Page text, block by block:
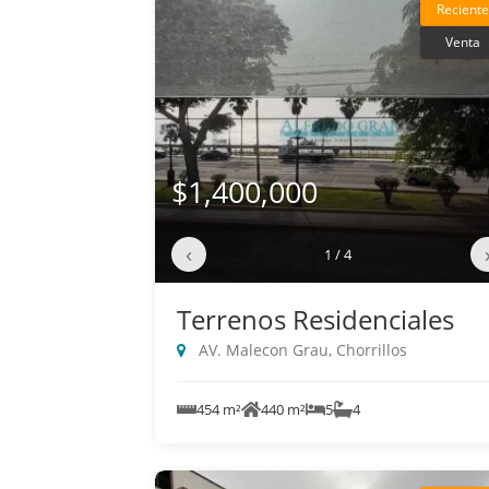
Reciente
Venta
$1,400,000
‹ 1 / 4 ›
Terrenos Residenciales
AV. Malecon Grau, Chorrillos
454 m² 440 m² 5 4